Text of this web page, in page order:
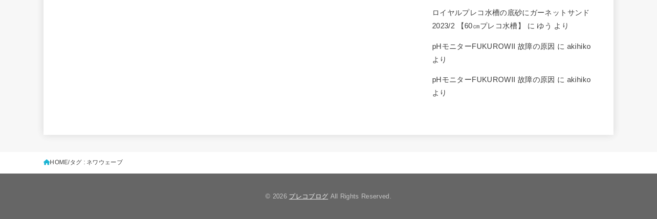
ロイヤルプレコ水槽の底砂にガーネットサンド
2023/2 【60㎝プレコ水槽】
に ゆう より
pHモニターFUKUROWII 故障の原因 に akihiko
より
pHモニターFUKUROWII 故障の原因 に akihiko
より
HOME タグ : ネワウェーブ
© 2026 プレコブログ All Rights Reserved.